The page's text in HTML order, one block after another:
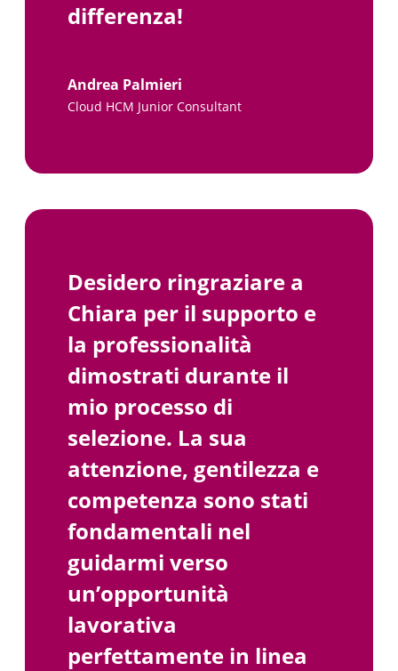
differenza!
Andrea Palmieri
Cloud HCM Junior Consultant
Desidero ringraziare a
Chiara per il supporto e
la professionalità
dimostrati durante il
mio processo di
selezione. La sua
attenzione, gentilezza e
competenza sono stati
fondamentali nel
guidarmi verso
un’opportunità
lavorativa
perfettamente in linea